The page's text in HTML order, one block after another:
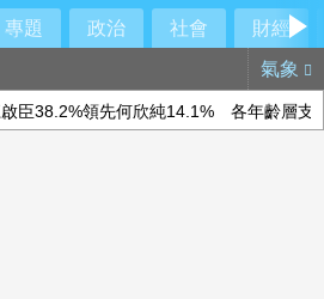
專題 政治 社會
財經
氣象
啟臣38.2%領先何欣純14.1% 各年齡層支